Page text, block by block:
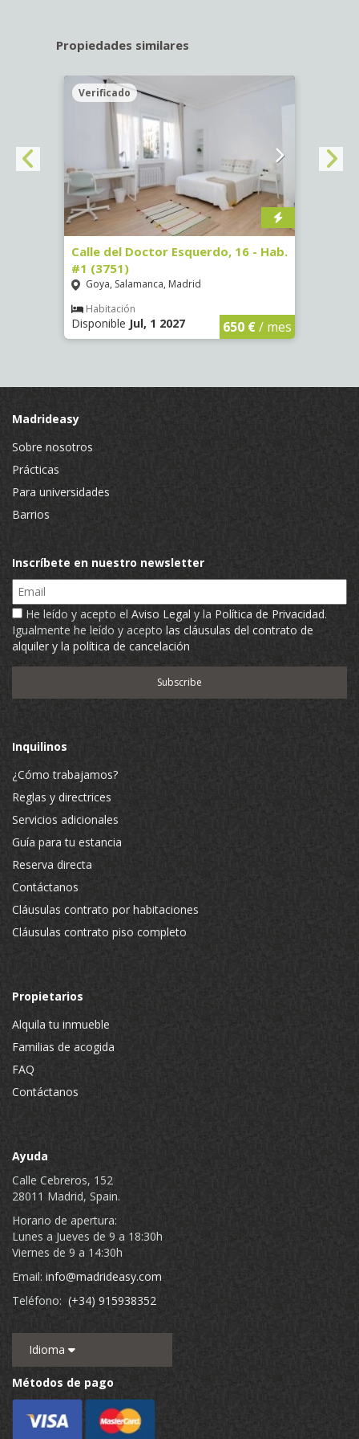
Propiedades similares
Verificado
Calle del Doctor Esquerdo, 16 - Hab.
#1 (3751)
Goya, Salamanca, Madrid
Habitación
Disponible Jul, 1 2027 650 €/ mes
Madrideasy
Sobre nosotros
Prácticas
Para universidades
Barrios
Inscríbete en nuestro newsletter
Email
He leído y acepto el Aviso Legal y la Política de Privacidad.
Igualmente he leído y acepto las cláusulas del contrato de
alquiler y la política de cancelación
Inquilinos
¿Cómo trabajamos?
Reglas y directrices
Servicios adicionales
Guía para tu estancia
Reserva directa
Contáctanos
Cláusulas contrato por habitaciones
Cláusulas contrato piso completo
Propietarios
Alquila tu inmueble
Familias de acogida
FAQ
Contáctanos
Ayuda
Calle Cebreros, 152
28011 Madrid, Spain.
Horario de apertura:
Lunes a Jueves de 9 a 18:30h
Viernes de 9 a 14:30h
Email: info@madrideasy.com
Teléfono: (+34) 915938352
Idioma
Métodos de pago